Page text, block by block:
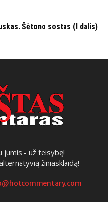
Šėtono sostas (I dalis)
jumis - už teisybę!
žiniasklaidą!